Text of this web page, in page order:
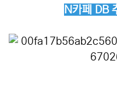
N카페 DB